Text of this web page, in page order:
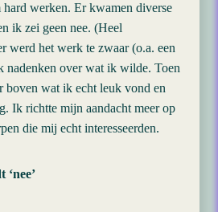
hard werken. Er kwamen diverse
ik zei geen nee. (Heel
werd het werk te zwaar (o.a. een
nadenken over wat ik wilde. Toen
boven wat ik echt leuk vond en
Ik richtte mijn aandacht meer op
die mij echt interesseerden.